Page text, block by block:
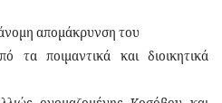
απομάκρυνση του
τα ποιμαντικά και διοικητικά